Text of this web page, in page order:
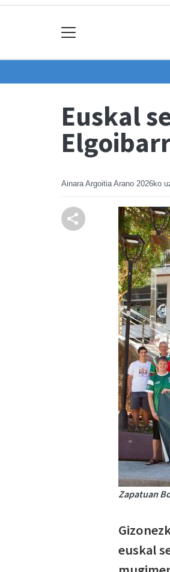
Euskal
Ainara Argoitia Arano 2026ko
Zapatuan
euskal